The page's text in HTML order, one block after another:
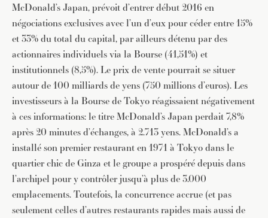
McDonald’s Japan, prévoit d’entrer début 2016 en
négociations exclusives avec l’un d’eux pour céder entre 15%
et 33% du total du capital, par ailleurs détenu par des
actionnaires individuels via la Bourse (41,51%) et
institutionnels (8,5%). Le prix de vente pourrait se situer
autour de 100 milliards de yens (750 millions d’euros). Les
investisseurs à la Bourse de Tokyo réagissaient négativement
à ces informations: le titre McDonald’s Japan perdait 7,8%
après 20 minutes d’échanges, à 2.713 yens. McDonald’s a
installé son premier restaurant en 1971 à Tokyo dans le
quartier chic de Ginza et le groupe a prospéré depuis dans
l’archipel pour y contrôler jusqu’à plus de 3.000
emplacements. Toutefois, la concurrence accrue (et pas
seulement celles d’autres restaurants rapides mais aussi de